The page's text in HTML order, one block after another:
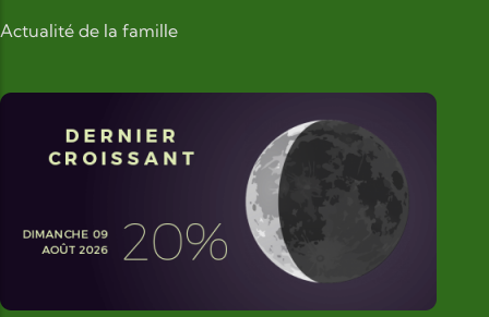
Actualité de la famille